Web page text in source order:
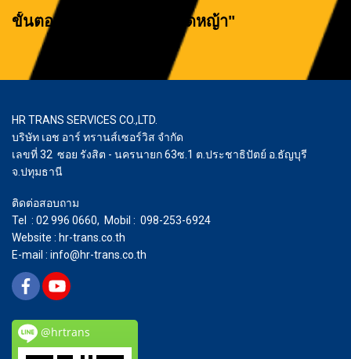
ขั้นตอนการทำงาน "งานตัดหญ้า"
HR TRANS SERVICES CO.,LTD.
บริษัท เอช อาร์ ทรานส์เซอร์วิส จำกัด
เลขที่ 32 ซอย รังสิต - นครนายก 63ซ.1 ต.ประชาธิปัตย์ อ.ธัญบุรี
จ.ปทุมธานี
ติดต่อสอบถาม
Tel : 02 996 0660, Mobil : 098-253-6924
Website : hr-trans.co.th
E-mail : info@hr-trans.co.th
@hrtrans